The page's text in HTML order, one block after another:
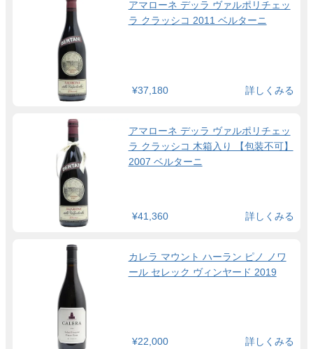
アマローネ デッラ ヴァルポリチェッ
ラ クラッシコ 2011 ベルターニ
¥37,180 詳しくみる
アマローネ デッラ ヴァルポリチェッ
ラ クラッシコ 木箱入り 【包装不可】
2007 ベルターニ
¥41,360 詳しくみる
カレラ マウント ハーラン ピノ ノワ
ール セレック ヴィンヤード 2019
¥22,000 詳しくみる